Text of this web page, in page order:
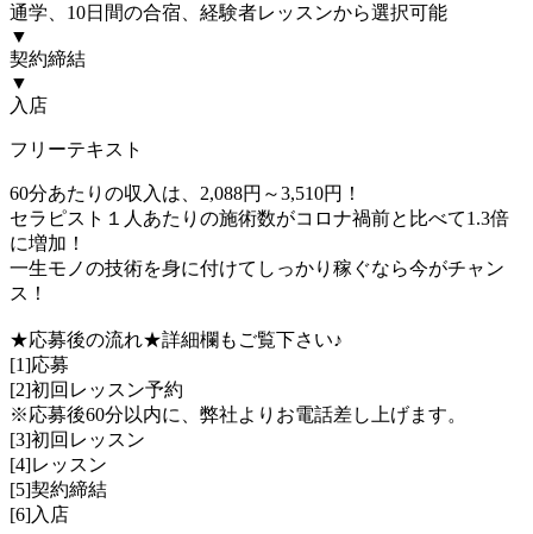
通学、10日間の合宿、経験者レッスンから選択可能
▼
契約締結
▼
入店
フリーテキスト
60分あたりの収入は、2,088円～3,510円！
セラピスト１人あたりの施術数がコロナ禍前と比べて1.3倍
に増加！
一生モノの技術を身に付けてしっかり稼ぐなら今がチャン
ス！
★応募後の流れ★詳細欄もご覧下さい♪
[1]応募
[2]初回レッスン予約
※応募後60分以内に、弊社よりお電話差し上げます。
[3]初回レッスン
[4]レッスン
[5]契約締結
[6]入店